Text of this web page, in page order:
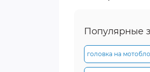
Популярные
головка на